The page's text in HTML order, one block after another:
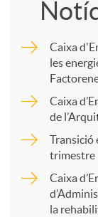
m
r
Caixa
les
Caixa
de
Transició
trimestre
Caixa
la